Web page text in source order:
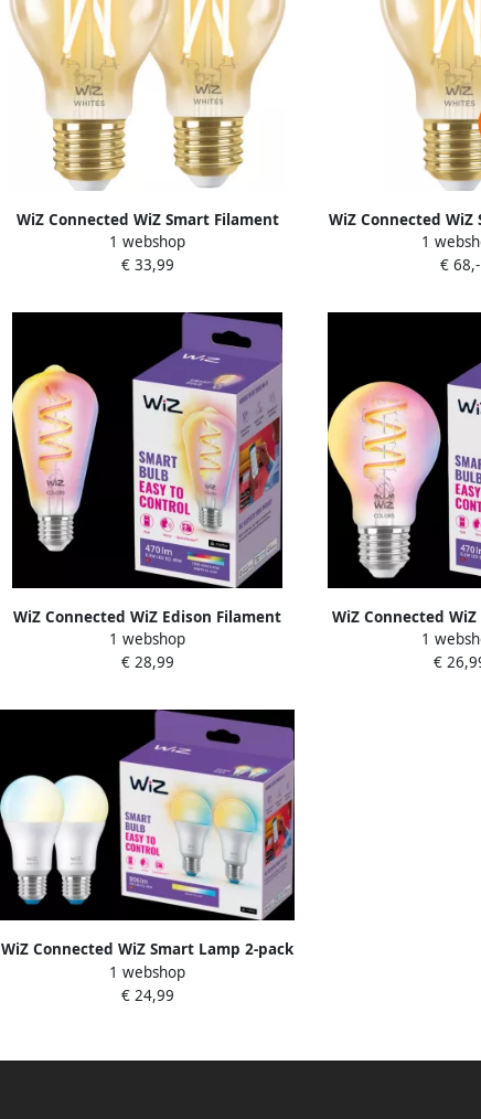
WiZ Connected WiZ Smart Filament
lamp Standaard Goud 2-pack Warm tot
Koelwit Licht E27
1 webshop
€ 33,99
WiZ Connected WiZ
lamp Standaard
Koelwit
1
€ 68,-
WiZ Connected WiZ Edison Filament
lamp- Gekleurd en wit licht E27
1 webshop
€ 28,99
WiZ Connected
Gekleurd en
1
€
WiZ Connected WiZ Smart Lamp 2-pack
Warm tot Koelwit Licht E27 Mat
1 webshop
€ 24,99